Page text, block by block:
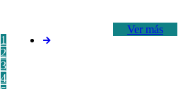
Ver más
1
2
3
4